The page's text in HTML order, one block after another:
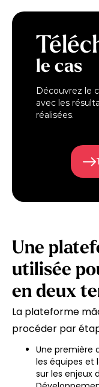
le cas
Découvrez le
avec les
réalisées.
Une
utilisée
en deux
La plateforme
procéder par
Une première
les équipes et
sur les enjeux